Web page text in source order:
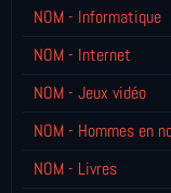
NOM - Informatique
NOM - Internet
NOM - Jeux vidéo
NOM - Hommes en
NOM - Livres